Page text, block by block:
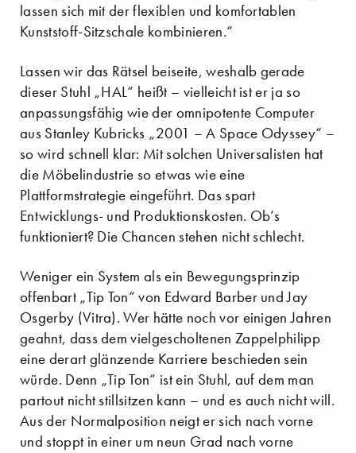
lassen sich mit der flexiblen und komfortablen
Kunststoff-Sitzschale kombinieren.“
Lassen wir das Rätsel beiseite, weshalb gerade
dieser Stuhl „HAL“ heißt – vielleicht ist er ja so
anpassungsfähig wie der omnipotente Computer
aus Stanley Kubricks „2001 – A Space Odyssey“ –
so wird schnell klar: Mit solchen Universalisten hat
die Möbelindustrie so etwas wie eine
Plattformstrategie eingeführt. Das spart
Entwicklungs- und Produktionskosten. Ob’s
funktioniert? Die Chancen stehen nicht schlecht.
Weniger ein System als ein Bewegungsprinzip
offenbart „Tip Ton“ von Edward Barber und Jay
Osgerby (Vitra). Wer hätte noch vor einigen Jahren
geahnt, dass dem vielgescholtenen Zappelphilipp
eine derart glänzende Karriere beschieden sein
würde. Denn „Tip Ton“ ist ein Stuhl, auf dem man
partout nicht stillsitzen kann – und es auch nicht will.
Aus der Normalposition neigt er sich nach vorne
und stoppt in einer um neun Grad nach vorne